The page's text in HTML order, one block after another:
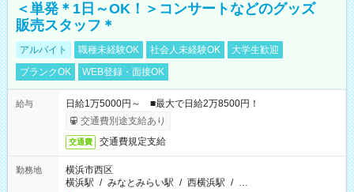
＜単発＊1日～OK！＞コンサートなどのグッズ
販売スタッフ＊
アルバイト 職種未経験OK 社会人未経験OK
大学生歓迎
ブランクOK
WEB登録・面接OK
給与
日給1万5000円～ ■最大で日給2万8500円！
交通費別途支給あり
交通費 交通費規定支給
勤務地
横浜市西区
横浜駅 / みなとみらい駅 / 西横浜駅 / …